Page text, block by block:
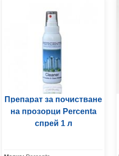
Препарат за почистване
на прозорци Percenta
спрей 1 л